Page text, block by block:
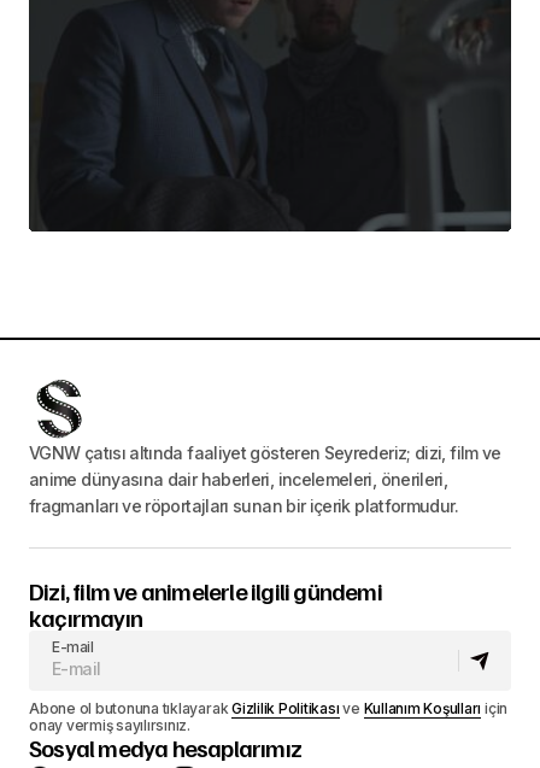
VGNW çatısı altında faaliyet gösteren Seyrederiz; dizi, film ve
anime dünyasına dair haberleri, incelemeleri, önerileri,
fragmanları ve röportajları sunan bir içerik platformudur.
Dizi, film ve animelerle ilgili gündemi
kaçırmayın
E-mail
Abone ol butonuna tıklayarakGizlilik Politikası ve Kullanım Koşulları için
onay vermiş sayılırsınız.
Sosyal medya hesaplarımız